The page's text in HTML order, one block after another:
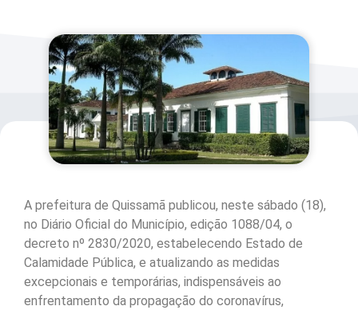
A prefeitura de Quissamã publicou, neste sábado (18),
no Diário Oficial do Município, edição 1088/04, o
decreto nº 2830/2020, estabelecendo Estado de
Calamidade Pública, e atualizando as medidas
excepcionais e temporárias, indispensáveis ao
enfrentamento da propagação do coronavírus,